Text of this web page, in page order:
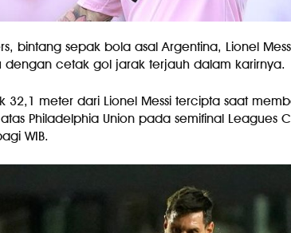
bintang sepak bola asal Argentina, Lionel
dengan cetak gol jarak terjauh dalam karirnya.
32,1 meter dari Lionel Messi tercipta saat
Philadelphia Union pada semifinal Leagues
WIB.